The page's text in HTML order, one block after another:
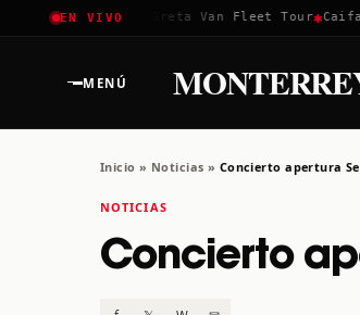
EN VIVO
Coachella 2026✱ Greta Van Fleet Tour✱
MENÚ
Inicio » Noticias » Concierto apertura
NOTICIAS
Concierto